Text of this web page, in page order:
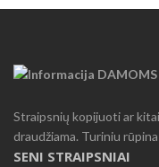
Straipsnių kopijuoti ar
draudžiama. Turiniu
SENI STRAIPSNIAI